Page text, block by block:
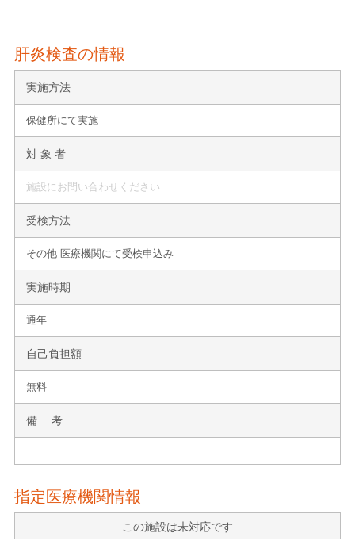
肝炎検査の情報
実施方法
保健所にて実施
対 象 者
施設にお問い合わせください
受検方法
その他 医療機関にて受検申込み
実施時期
通年
自己負担額
無料
備 考
指定医療機関情報
この施設は未対応です